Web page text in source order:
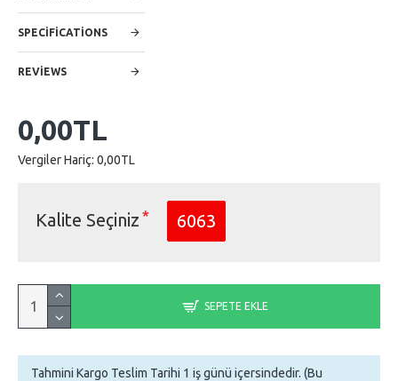
SPECIFICATIONS
REVIEWS
0,00TL
Vergiler Hariç: 0,00TL
SEPETE EKLE
Kalite Seçiniz 6063
Tahmini Kargo Teslim Tarihi 1 iş günü içersindedir. (Bu